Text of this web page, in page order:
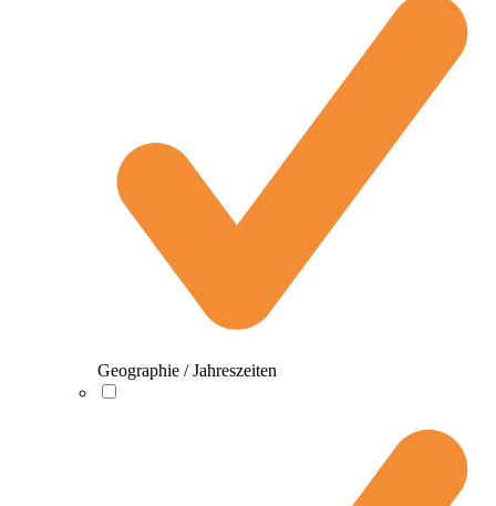
Geographie / Jahreszeiten